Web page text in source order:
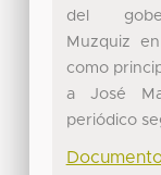
del
Muzquiz
como
a José
periódico